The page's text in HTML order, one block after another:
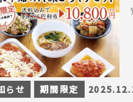
らせ 期間限定